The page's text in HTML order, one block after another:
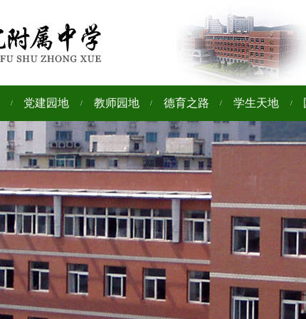
/ 党建园地 / 教师园地 / 德育之路 / 学生天地 /